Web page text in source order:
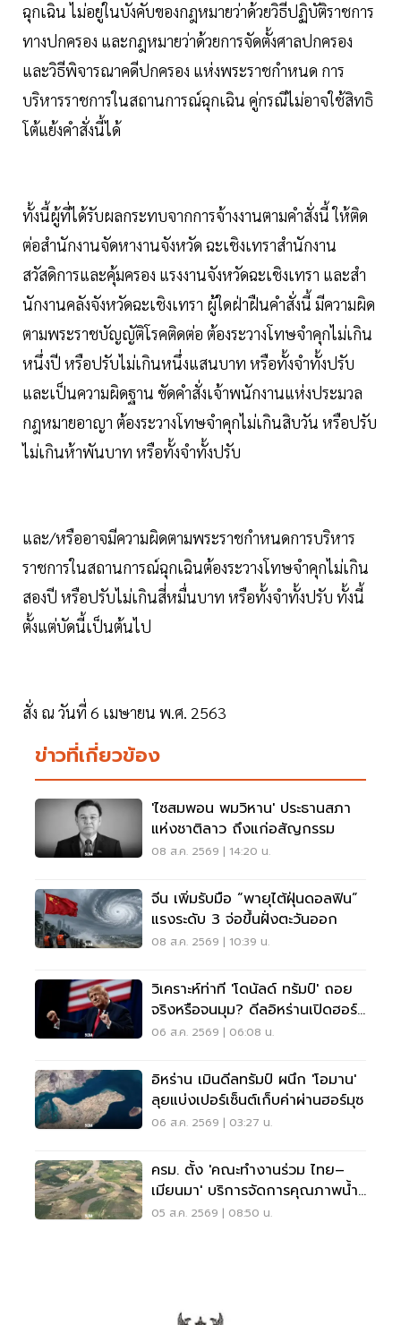
ฉุกเฉิน ไม่อยู่ในบังคับของกฎหมายว่าด้วยวิธีปฏิบัติราชการ
ทางปกครอง และกฎหมายว่าด้วยการจัดตั้งศาลปกครอง
และวิธีพิจารณาคดีปกครอง แห่งพระราชกําหนด การ
บริหารราชการในสถานการณ์ฉุกเฉิน คู่กรณีไม่อาจใช้สิทธิ
โต้แย้งคําสั่งนี้ได้
ทั้งนี้ผู้ที่ได้รับผลกระทบจากการจ้างงานตามคําสั่งนี้ ให้ติด
ต่อสํานักงานจัดหางานจังหวัด ฉะเชิงเทราสํานักงาน
สวัสดิการและคุ้มครอง แรงงานจังหวัดฉะเชิงเทรา และสํา
นักงานคลังจังหวัดฉะเชิงเทรา ผู้ใดฝ่าฝืนคําสั่งนี้ มีความผิด
ตามพระราชบัญญัติโรคติดต่อ ต้องระวางโทษจําคุกไม่เกิน
หนึ่งปี หรือปรับไม่เกินหนึ่งแสนบาท หรือทั้งจําทั้งปรับ
และเป็นความผิดฐาน ขัดคําสั่งเจ้าพนักงานแห่งประมวล
กฎหมายอาญา ต้องระวางโทษจําคุกไม่เกินสิบวัน หรือปรับ
ไม่เกินห้าพันบาท หรือทั้งจําทั้งปรับ
และ/หรืออาจมีความผิดตามพระราชกําหนดการบริหาร
ราชการในสถานการณ์ฉุกเฉินต้องระวางโทษจําคุกไม่เกิน
สองปี หรือปรับไม่เกินสี่หมื่นบาท หรือทั้งจําทั้งปรับ ทั้งนี้
ตั้งแต่บัดนี้เป็นต้นไป
สั่ง ณ วันที่ 6 เมษายน พ.ศ. 2563
ข่าวที่เกี่ยวข้อง
'ไซสมพอน พมวิหาน' ประธานสภา
แห่งชาติลาว ถึงแก่อสัญกรรม
08 ส.ค. 2569 | 14:20 น.
จีน เพิ่มรับมือ “พายุไต้ฝุ่นดอลฟิน”
แรงระดับ 3 จ่อขึ้นฝั่งตะวันออก
08 ส.ค. 2569 | 10:39 น.
วิเคราะห์ท่าที 'โดนัลด์ ทรัมป์' ถอย
จริงหรือจนมุม? ดีลอิหร่านเปิดฮอร์
มุซ
06 ส.ค. 2569 | 06:08 น.
อิหร่าน เมินดีลทรัมป์ ผนึก 'โอมาน'
ลุยแบ่งเปอร์เซ็นต์เก็บค่าผ่านฮอร์มุซ
06 ส.ค. 2569 | 03:27 น.
ครม. ตั้ง 'คณะทำงานร่วม ไทย–
เมียนมา' บริการจัดการคุณภาพน้ำ
ข้ามแดน
05 ส.ค. 2569 | 08:50 น.